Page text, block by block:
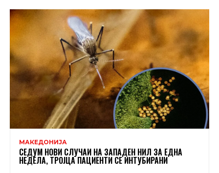
МАКЕДОНИЈА
СЕДУМ НОВИ СЛУЧАИ НА ЗАПАДЕН НИЛ ЗА ЕДНА
НЕДЕЛА, ТРОЈЦА ПАЦИЕНТИ СЕ ИНТУБИРАНИ